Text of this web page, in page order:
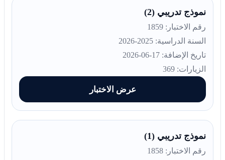
نموذج تدريبي (2)
رقم الاختبار: 1859
السنة الدراسية: 2025-2026
تاريخ الإضافة: 17-06-2026
الزيارات: 369
عرض الاختبار
نموذج تدريبي (1)
رقم الاختبار: 1858